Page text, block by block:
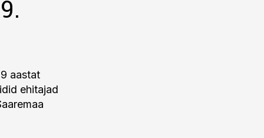
aastat
ehitajad